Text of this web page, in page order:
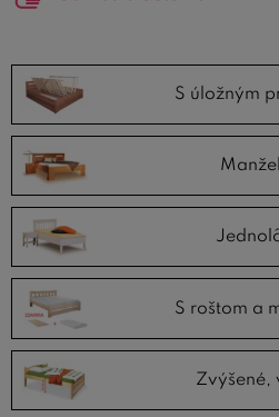
S úložným
S roštom a
Zvýšené,